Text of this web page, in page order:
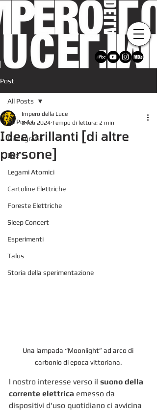
Post
All Posts
Discografia
Live
Legami Atomici
Cartoline Elettriche
Foreste Elettriche
Sleep Concert
Esperimenti
Talus
Storia della sperimentazione
All Posts
Idee brillanti [di altre
persone]
Impero della Luce
8 feb 2024 Tempo di lettura: 2 min
Una lampada “Moonlight” ad arco di
carbonio di epoca vittoriana.
l nostro interesse verso il suono della
corrente elettrica emesso da
dispositivi d'uso quotidiano ci avvicina